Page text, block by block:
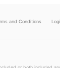
and Conditions